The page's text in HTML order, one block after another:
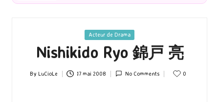
Posted
Acteur de Drama
Nishikido Ryo 錦戸 亮
Posted
By LuCioLe 17 mai 2008 No Comments 0